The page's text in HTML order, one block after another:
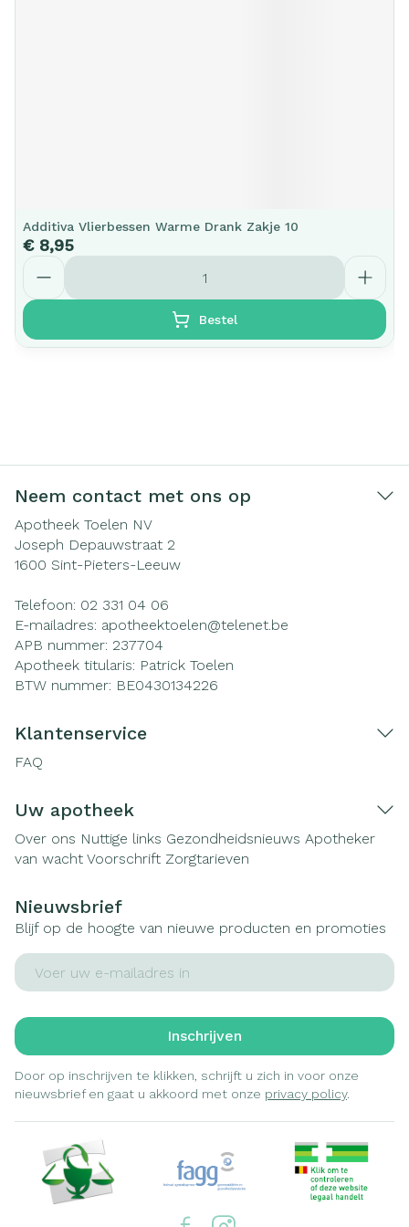
Additiva Vlierbessen Warme Drank Zakje 10
€ 8,95
Aantal
Bestel
Neem contact met ons op
Apotheek Toelen NV
Joseph Depauwstraat 2
1600 Sint-Pieters-Leeuw
Telefoon: 02 331 04 06
E-mailadres: apotheektoelen@telenet.be
APB nummer: 237704
Apotheek titularis: Patrick Toelen
BTW nummer: BE0430134226
Klantenservice
FAQ
Uw apotheek
Over ons Nuttige links Gezondheidsnieuws Apotheker
van wacht Voorschrift Zorgtarieven
Nieuwsbrief
Blijf op de hoogte van nieuwe producten en promoties
E-mail adres
Inschrijven
Door op inschrijven te klikken, schrijft u zich in voor onze
nieuwsbrief en gaat u akkoord met onze privacy policy.